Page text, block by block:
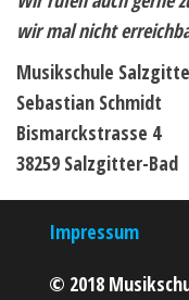
wir mal nicht
Musikschule
Sebastian Schmidt
Bismarckstrasse 4
38259 Salzgitter-Bad
Impressum
© 2018